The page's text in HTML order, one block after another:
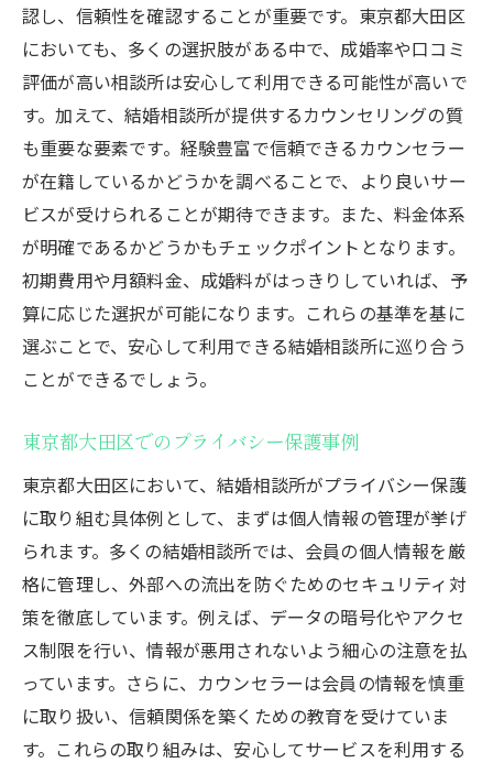
認し、信頼性を確認することが重要です。東京都大田区
においても、多くの選択肢がある中で、成婚率や口コミ
評価が高い相談所は安心して利用できる可能性が高いで
す。加えて、結婚相談所が提供するカウンセリングの質
も重要な要素です。経験豊富で信頼できるカウンセラー
が在籍しているかどうかを調べることで、より良いサー
ビスが受けられることが期待できます。また、料金体系
が明確であるかどうかもチェックポイントとなります。
初期費用や月額料金、成婚料がはっきりしていれば、予
算に応じた選択が可能になります。これらの基準を基に
選ぶことで、安心して利用できる結婚相談所に巡り合う
ことができるでしょう。
東京都大田区でのプライバシー保護事例
東京都大田区において、結婚相談所がプライバシー保護
に取り組む具体例として、まずは個人情報の管理が挙げ
られます。多くの結婚相談所では、会員の個人情報を厳
格に管理し、外部への流出を防ぐためのセキュリティ対
策を徹底しています。例えば、データの暗号化やアクセ
ス制限を行い、情報が悪用されないよう細心の注意を払
っています。さらに、カウンセラーは会員の情報を慎重
に取り扱い、信頼関係を築くための教育を受けていま
す。これらの取り組みは、安心してサービスを利用する